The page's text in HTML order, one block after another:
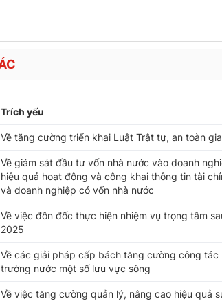
Trích yếu
Về tăng cường triển khai Luật Trật tự, an toàn
Về giám sát đầu tư vốn nhà nước vào doanh
hiệu quả hoạt động và công khai thông tin tài
và doanh nghiệp có vốn nhà nước
Về việc đôn đốc thực hiện nhiệm vụ trọng tâm
2025
Về các giải pháp cấp bách tăng cường công tác
trường nước một số lưu vực sông
Về việc tăng cường quản lý, nâng cao hiệu quả